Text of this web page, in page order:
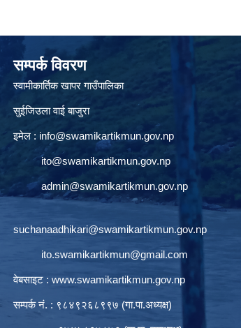
सम्पर्क विवरण
स्वामीकार्तिक खापर गाउँपालिका
सुईजिउला वाई बाजुरा
इमेल : info@swamikartikmun.gov.np
ito@swamikartikmun.gov.np
admin@swamikartikmun.gov.np
suchanaadhikari@swamikartikmun.gov.np
ito.swamikartikmun@gmail.com
वेबसाइट : www.swamikartikmun.gov.np
सम्पर्क नं. : ९८४९२६८९९७ (गा.पा.अध्यक्ष)